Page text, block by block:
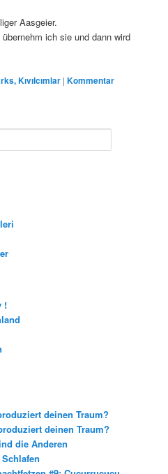
Aasgeier.
ich sie und dann wird
Kıvılcımlar |Kommentar
!
deinen Traum?
deinen Traum?
die Anderen